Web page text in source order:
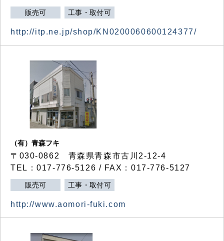
販売可 工事・取付可
http://itp.ne.jp/shop/KN0200060600124377/
（有）青森フキ
〒030-0862 青森県青森市古川2-12-4
TEL：017-776-5126 / FAX：017-776-5127
販売可 工事・取付可
http://www.aomori-fuki.com